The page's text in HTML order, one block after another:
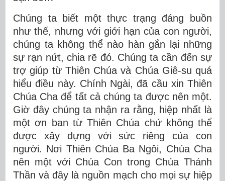
Chúng ta biết một thực trạng đáng buồn
như thế, nhưng với giới hạn của con người,
chúng ta không thể nào hàn gắn lại những
sự rạn nứt, chia rẽ đó. Chúng ta cần đến sự
trợ giúp từ Thiên Chúa và Chúa Giê-su quá
hiểu điều này. Chính Ngài, đã cầu xin Thiên
Chúa Cha để tất cả chúng ta được nên một.
Giờ đây chúng ta nhận ra rằng, hiệp nhất là
một ơn ban từ Thiên Chúa chứ không thể
được xây dựng với sức riêng của con
người. Nơi Thiên Chúa Ba Ngôi, Chúa Cha
nên một với Chúa Con trong Chúa Thánh
Thần và đây là nguồn mạch cho mọi sự hiệp